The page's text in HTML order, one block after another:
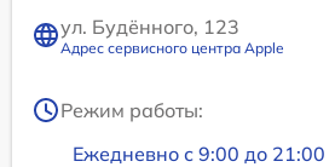
ул. Будённого, 123
Адрес сервисного центра Apple
Режим работы:
Ежедневно с 9:00 до 21:00